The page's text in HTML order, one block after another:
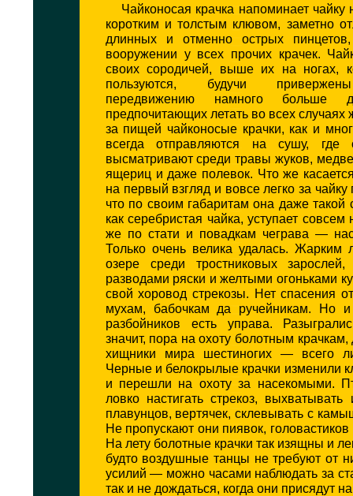
Чайконосая крачка напоминает чайку
коротким и толстым клювом, заметно
длинных и отменно острых
вооружении у всех прочих крачек.
своих сородичей, выше их на ногах,
пользуются, будучи
передвижению намного больше
предпочитающих летать во всех случаях
за пищей чайконосые крачки, как и
всегда отправляются на сушу, где
высматривают среди травы жуков,
ящериц и даже полевок. Что же
на первый взгляд и вовсе легко за чайку
что по своим габаритам она даже такой
как серебристая чайка, уступает
же по стати и повадкам чеграва —
Только очень велика удалась. Жарким
озере среди тростниковых
разводами ряски и желтыми огоньками
свой хоровод стрекозы. Нет спасения
мухам, бабочкам да ручейникам. Но и
разбойников есть управа.
значит, пора на охоту болотным крачкам,
хищники мира шестиногих — всего
Черные и белокрылые крачки изменили
и перешли на охоту за насекомыми.
ловко настигать стрекоз,
плавунцов, вертячек, склевывать с
Не пропускают они пиявок,
На лету болотные крачки так изящны и
будто воздушные танцы не требуют от
усилий — можно часами наблюдать за
так и не дождаться, когда они присядут